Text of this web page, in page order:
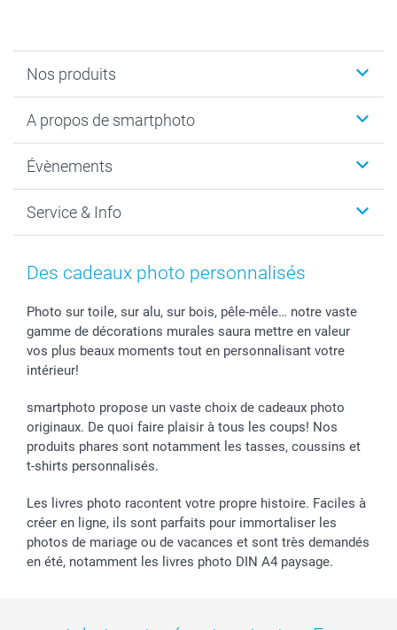
Nos produits
Cadeaux photo
MyNameBook
Développement photo & Tirage photo
Cadres photo & accessoires déco
Stickers & Etiquettes
Chèque Cadeau
A propos de smartphoto
Durabilité
Gestion des cookies
Mentions Légales
Affiliation
Investor Relations
B2B smartbusiness
Évènements
Nouvel An
Fête des Mères
Confirmation ou communion
Mariage
Fête d'anniversaire
Tous les évènements
Service & Info
Tarifs et frais de livraison
Livraison en 48 heures
Modes de Paiement
Identifiez-vous
Statut de ma commande
smarfriends
smartgarantie
smartbonus
Des cadeaux photo personnalisés
Photo sur toile, sur alu, sur bois, pêle-mêle… notre vaste
gamme de décorations murales saura mettre en valeur
vos plus beaux moments tout en personnalisant votre
intérieur!
smartphoto propose un vaste choix de cadeaux photo
originaux. De quoi faire plaisir à tous les coups! Nos
produits phares sont notamment les tasses, coussins et
t-shirts personnalisés.
Les livres photo racontent votre propre histoire. Faciles à
créer en ligne, ils sont parfaits pour immortaliser les
photos de mariage ou de vacances et sont très demandés
en été, notamment les livres photo DIN A4 paysage.